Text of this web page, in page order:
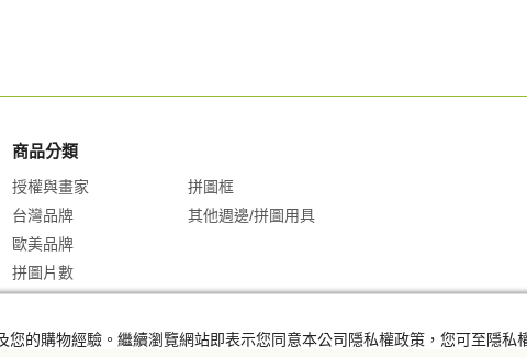
商品分類
授權與畫家
台灣品牌
歐美品牌
拼圖片數
拼圖框
其他週邊/拼圖用具
的購物經驗。繼續瀏覽網站即表示您同意本公司隱私權政策，您可至隱私